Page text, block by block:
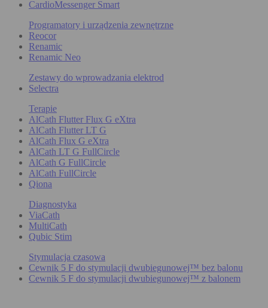
CardioMessenger Smart
Programatory i urządzenia zewnętrzne
Reocor
Renamic
Renamic Neo
Zestawy do wprowadzania elektrod
Selectra
Terapie
AlCath Flutter Flux G eXtra
AlCath Flutter LT G
AlCath Flux G eXtra
AlCath LT G FullCircle
AlCath G FullCircle
AlCath FullCircle
Qiona
Diagnostyka
ViaCath
MultiCath
Qubic Stim
Stymulacja czasowa
Cewnik 5 F do stymulacji dwubiegunowej™ bez balonu
Cewnik 5 F do stymulacji dwubiegunowej™ z balonem